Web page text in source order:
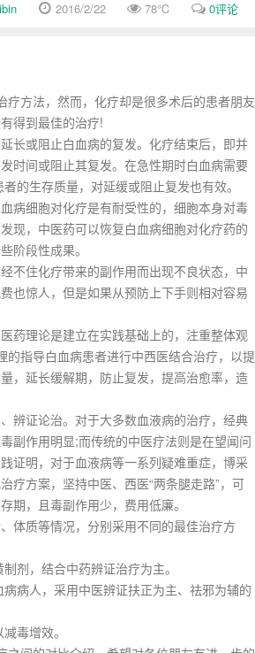
2016/2/22 78℃ 0评论
方法，然而，化疗却是很多术后的患者朋友
得到最佳的治疗!
或阻止白血病的复发。化疗结束后，即并
时间或阻止其复发。在急性期时白血病需要
的生存质量，对延缓或阻止复发也有效。
细胞对化疗是有耐受性的，细胞本身对毒
现，中医药可以恢复白血病细胞对化疗药的
阶段性成果。
住化疗带来的副作用而出现不良状态，中
也惊人，但是如果从预防上下手则相对容易
理论是建立在实践基础上的，注重整体观
指导白血病患者进行中西医结合治疗，以提
，延长缓解期，防止复发，提高治愈率，造
证论治。对于大多数血液病的治疗，经典
副作用明显;而传统的中医疗法则是在望闻问
证明，对于血液病等一系列疑难重症，博采
疗方案，坚持中医、西医“两条腿走路”，可
期，且毒副作用少，费用低廉。
质等情况，分别采用不同的最佳治疗方
，结合中药辨证治疗为主。
病人，采用中医辨证扶正为主、祛邪为辅的
毒增效。